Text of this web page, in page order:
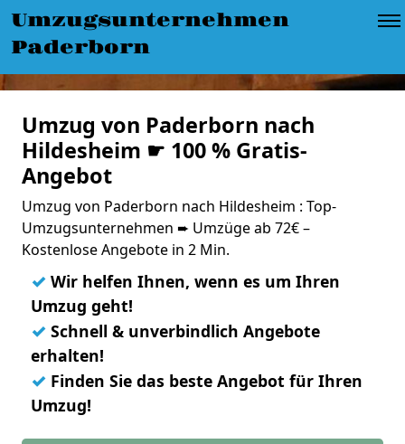
Umzugsunternehmen
Paderborn
Umzug von Paderborn nach
Hildesheim ☛ 100 % Gratis-
Angebot
Umzug von Paderborn nach Hildesheim : Top-
Umzugsunternehmen ➨ Umzüge ab 72€ –
Kostenlose Angebote in 2 Min.
✓ Wir helfen Ihnen, wenn es um Ihren
Umzug geht!
✓ Schnell & unverbindlich Angebote
erhalten!
✓ Finden Sie das beste Angebot für Ihren
Umzug!